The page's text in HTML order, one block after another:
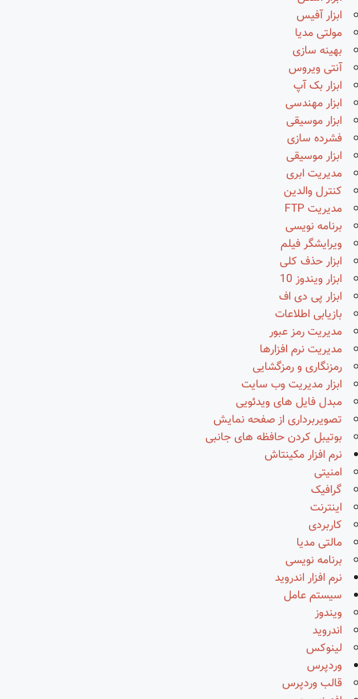
ابزار آفیس
مولتی مدیا
بهینه سازی
آنتی ویروس
ابزار بک آپ
ابزار مهندسی
ابزار موسیقی
فشرده سازی
ابزار موسیقی
مدیریت ابری
کنترل والدین
مدیریت FTP
برنامه نویسی
ویرایشگر فیلم
ابزار حذف کلی
ابزار ویندوز 10
ابزار پی دی اف
بازیابی اطلاعات
مدیریت رمز عبور
مدیریت نرم افزارها
رمزنگاری و رمزگشایی
ابزار مدیریت وب سایت
مبدل فایل های ویدئویی
تصویربرداری از صفحه نمایش
بوتیبل کردن حافظه های جانبی
نرم افزار مکینتاش
امنیتی
گرافیک
اینترنت
کاربردی
مالتی مدیا
برنامه نویسی
نرم افزار اندروید
سیستم عامل
ویندوز
اندروید
لینوکس
وردپرس
قالب وردپرس